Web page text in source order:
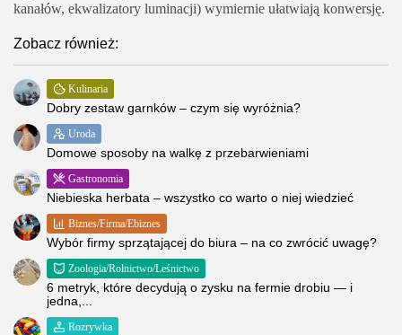
kanałów, ekwalizatory luminacji) wymiernie ułatwiają konwersję.
Zobacz również:
Kulinaria
Dobry zestaw garnków – czym się wyróżnia?
Uroda
Domowe sposoby na walkę z przebarwieniami
Gastronomia
Niebieska herbata – wszystko co warto o niej wiedzieć
Biznes/Firma/Ebiznes
Wybór firmy sprzątającej do biura – na co zwrócić uwagę?
Zoologia/Rolnictwo/Leśnictwo
6 metryk, które decydują o zysku na fermie drobiu — i
jedna,...
Rozrywka